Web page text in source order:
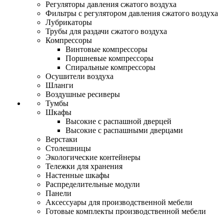
Регуляторы давления сжатого воздуха
Фильтры с регулятором давления сжатого воздуха
Лубрикаторы
Трубы для раздачи сжатого воздуха
Компрессоры
Винтовые компрессоры
Поршневые компрессоры
Спиральные компрессоры
Осушители воздуха
Шланги
Воздушные ресиверы
Тумбы
Шкафы
Высокие с распашной дверцей
Высокие с распашными дверцами
Верстаки
Столешницы
Экологические контейнеры
Тележки для хранения
Настенные шкафы
Распределительные модули
Панели
Аксессуары для производственной мебели
Готовые комплекты производственной мебели